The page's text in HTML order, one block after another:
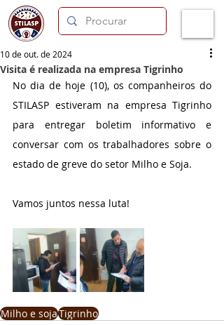
Visita é realizada na empresa Tigrinho
10 de out. de 2024
No dia de hoje (10), os companheiros do
STILASP estiveram na empresa Tigrinho
para entregar boletim informativo e
conversar com os trabalhadores sobre o
estado de greve do setor Milho e Soja.
Vamos juntos nessa luta!
Milho e sojaTigrinho